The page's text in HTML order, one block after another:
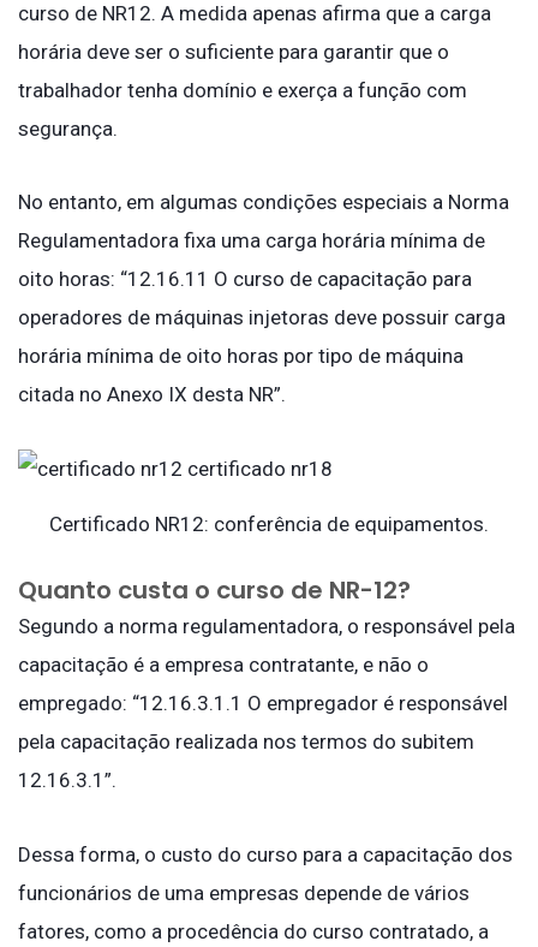
curso de NR12. A medida apenas afirma que a carga
horária deve ser o suficiente para garantir que o
trabalhador tenha domínio e exerça a função com
segurança.
No entanto, em algumas condições especiais a Norma
Regulamentadora fixa uma carga horária mínima de
oito horas: “12.16.11 O curso de capacitação para
operadores de máquinas injetoras deve possuir carga
horária mínima de oito horas por tipo de máquina
citada no Anexo IX desta NR”.
Certificado NR12: conferência de equipamentos.
Quanto custa o curso de NR-12?
Segundo a norma regulamentadora, o responsável pela
capacitação é a empresa contratante, e não o
empregado: “12.16.3.1.1 O empregador é responsável
pela capacitação realizada nos termos do subitem
12.16.3.1”.
Dessa forma, o custo do curso para a capacitação dos
funcionários de uma empresas depende de vários
fatores, como a procedência do curso contratado, a